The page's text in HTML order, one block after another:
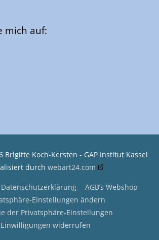
mich auf:
Brigitte Koch-Kersten - GAP Institut Kassel
durch webart24.com
Datenschutzerklärung
AGB’s Webshop
Einstellungen ändern
der Privatsphäre-Einstellungen
Einwilligungen widerrufen